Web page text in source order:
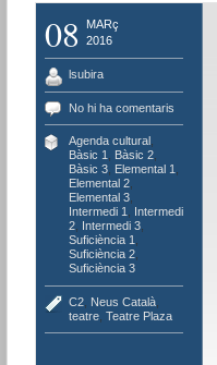
08
MARç
2016
lsubira
No hi ha comentaris
Agenda cultural ,
Bàsic 1, Bàsic 2,
Bàsic 3, Elemental 1,
Elemental 2,
Elemental 3,
Intermedi 1, Intermedi
2, Intermedi 3,
Suficiència 1,
Suficiència 2,
Suficiència 3
C2, Neus Català,
teatre, Teatre Plaza